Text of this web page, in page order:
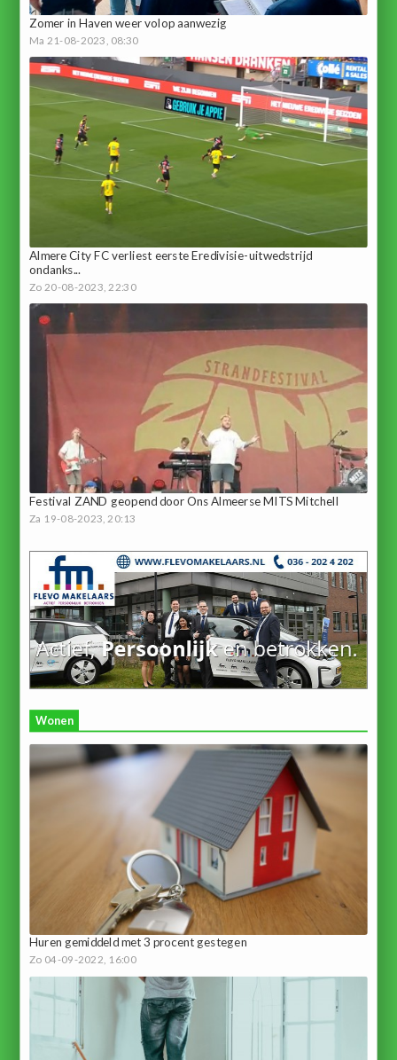
Zomer in Haven weer volop aanwezig
Ma 21-08-2023, 08:30
Almere City FC verliest eerste Eredivisie-uitwedstrijd
ondanks...
Zo 20-08-2023, 22:30
Festival ZAND geopend door Ons Almeerse MITS Mitchell
Za 19-08-2023, 20:13
Wonen
Huren gemiddeld met 3 procent gestegen
Zo 04-09-2022, 16:00